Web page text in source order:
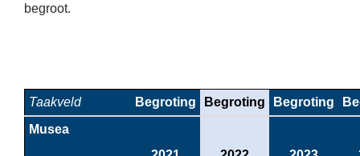
begroot.
Taakveld Begroting Begroting Begroting
Musea